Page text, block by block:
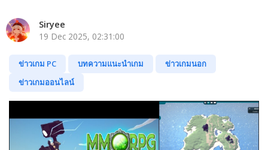
Siryee
19 Dec 2025, 02:31:00
ข่าวเกม PC บทความแนะนำเกม
ข่าวเกมนอก
ข่าวเกมออนไลน์